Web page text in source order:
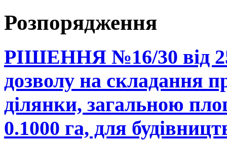
Розпорядження
РІШЕННЯ №16/30 від
дозволу на складання
ділянки, загальною
0.1000 га, для